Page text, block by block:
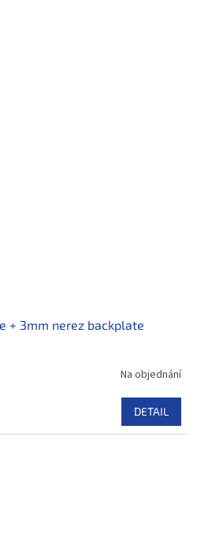
+ 3mm nerez backplate
Na objednání
DETAIL